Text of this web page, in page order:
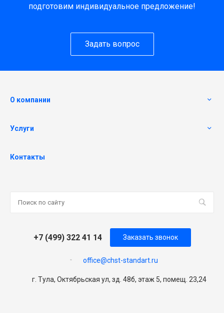
подготовим индивидуальное предложение!
Задать вопрос
О компании
Услуги
Контакты
+7 (499) 322 41 14
office@chst-standart.ru
Заказать звонок
г. Тула, Октябрьская ул, зд. 48б, этаж 5, помещ. 23,24